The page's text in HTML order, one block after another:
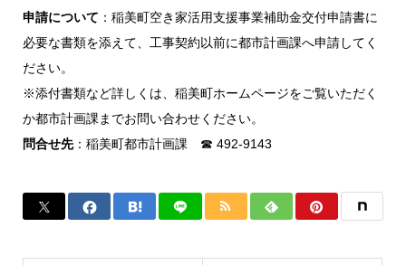
申請について ：稲美町空き家活用支援事業補助金交付申請書に
必要な書類を添えて、工事契約以前に都市計画課へ申請してく
ださい。
※添付書類など詳しくは、稲美町ホームページをご覧いただく
か都市計画課までお問い合わせください。
問合せ先：稲美町都市計画課 ☎ 492-9143